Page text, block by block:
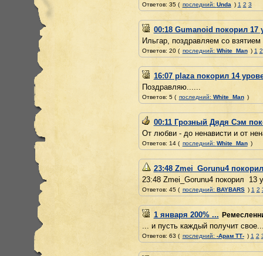
Ответов: 35 ( последний: Unda ) 1 2 3
00:18 Gumanoid покорил 17
Ильгар, поздравляем со
Ответов: 20 ( последний: White_Man ) 1 2
16:07 plaza покорил 14
Поздравляю......
Ответов: 5 ( последний: White_Man )
00:11 Грозный Дядя Сэм
От любви - до ненависти и от
Ответов: 14 ( последний: White_Man )
23:48 Zmei_Gorunu4
23:48 Zmei_Gorunu4 покорил 13
Ответов: 45 ( последний: BAYBARS ) 1 2
1 января 200% ...
... и пусть каждый получит
Ответов: 63 ( последний: -Арам ТТ- ) 1 2